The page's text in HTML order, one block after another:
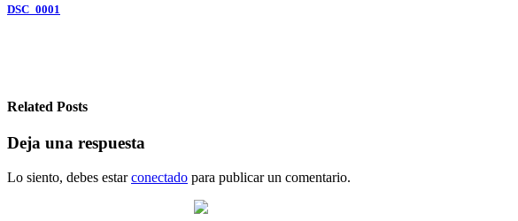
Navegación
DSC_0001
Related Posts
Deja una respuesta
Lo siento, debes estarconectado para publicar un comentario.